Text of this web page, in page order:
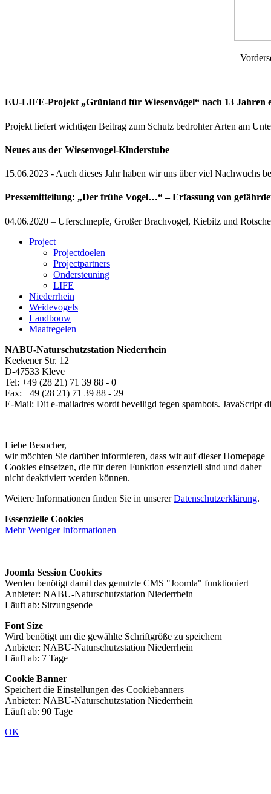
EU-LIFE-Projekt „Grünland für Wiesenvögel“ nach 13 Jahren
Projekt liefert wichtigen Beitrag zum Schutz bedrohter Arten am
Neues aus der Wiesenvogel-Kinderstube
15.06.2023 - Auch dieses Jahr haben wir uns über viel Nachwuchs
Pressemitteilung: „Der frühe Vogel…“ – Erfassung von
04.06.2020 – Uferschnepfe, Großer Brachvogel, Kiebitz und
Project
Projectdoelen
Projectpartners
Ondersteuning
LIFE
Niederrhein
Weidevogels
Landbouw
Maatregelen
NABU-Naturschutzstation Niederrhein
Keekener Str. 12
D-47533 Kleve
Tel: +49 (28 21) 71 39 88 - 0
Fax: +49 (28 21) 71 39 88 - 29
E-Mail: Dit e-mailadres wordt beveiligd tegen spambots. JavaScript
Liebe Besucher,
wir möchten Sie darüber informieren, dass wir auf dieser Homepage
Cookies einsetzen, die für deren Funktion essenziell sind und daher
nicht deaktiviert werden können.
Weitere Informationen finden Sie in unsererDatenschutzerklärung.
Essenzielle Cookies
Mehr WenigerInformationen
Joomla Session Cookies
Werden benötigt damit das genutzte CMS "Joomla" funktioniert
Anbieter: NABU-Naturschutzstation Niederrhein
Läuft ab: Sitzungsende
Font Size
Wird benötigt um die gewählte Schriftgröße zu speichern
Anbieter: NABU-Naturschutzstation Niederrhein
Läuft ab: 7 Tage
Cookie Banner
Speichert die Einstellungen des Cookiebanners
Anbieter: NABU-Naturschutzstation Niederrhein
Läuft ab: 90 Tage
OK